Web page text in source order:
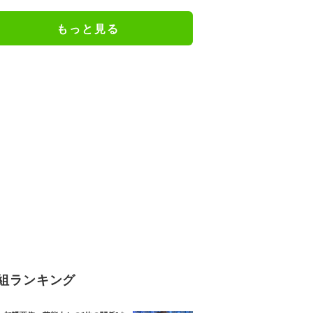
もっと見る
ランキング